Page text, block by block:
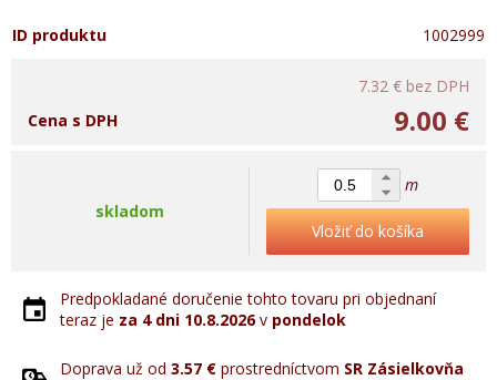
ID produktu 1002999
7.32 € bez DPH
9.00 €
Cena s DPH
skladom
m
Vložiť do košíka
Predpokladané doručenie tohto tovaru pri objednaní
teraz je za 4 dni 10.8.2026v pondelok
Doprava už od 3.57 € prostredníctvom SR Zásielkovňa